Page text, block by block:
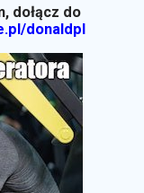
dołącz do
donaldpl